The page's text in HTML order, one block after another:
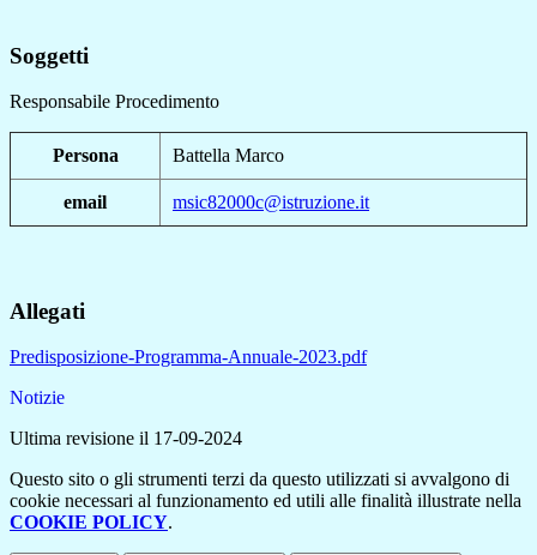
Soggetti
Responsabile Procedimento
Persona Battella Marco
email msic82000c@istruzione.it
Allegati
Predisposizione-Programma-Annuale-2023.pdf
Notizie
Ultima revisione il 17-09-2024
Questo sito o gli strumenti terzi da questo utilizzati si avvalgono di
cookie necessari al funzionamento ed utili alle finalità illustrate nella
COOKIE POLICY.